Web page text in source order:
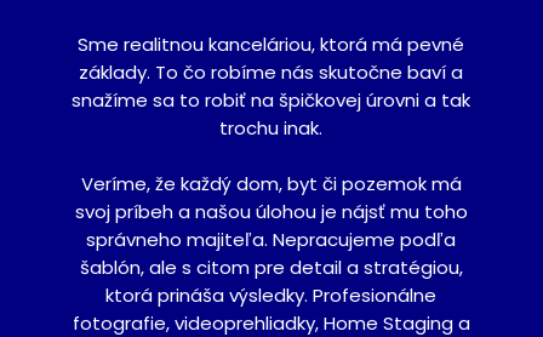
Sme realitnou kanceláriou, ktorá má pevné
základy. To čo robíme nás skutočne baví a
snažíme sa to robiť na špičkovej úrovni a tak
trochu inak.
Veríme, že každý dom, byt či pozemok má
svoj príbeh a našou úlohou je nájsť mu toho
správneho majiteľa. Nepracujeme podľa
šablón, ale s citom pre detail a stratégiou,
ktorá prináša výsledky. Profesionálne
fotografie, videoprehliadky, Home Staging a